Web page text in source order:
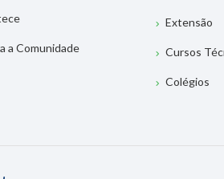
a Comunidade
Extensão
Cursos
Colégios